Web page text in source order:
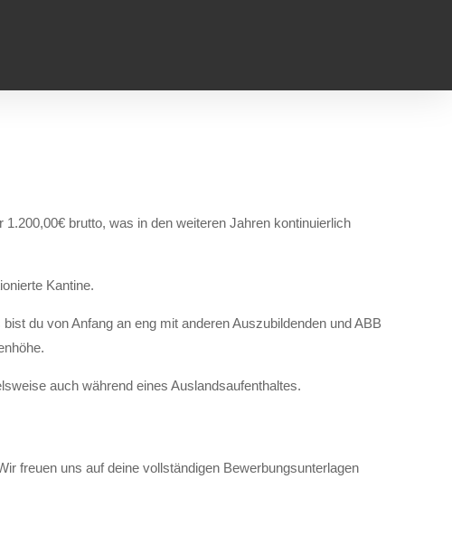
brutto, was in den weiteren Jahren kontinuierlich
Kantine.
du von Anfang an eng mit anderen Auszubildenden und ABB
auch während eines Auslandsaufenthaltes.
freuen uns auf deine vollständigen Bewerbungsunterlagen